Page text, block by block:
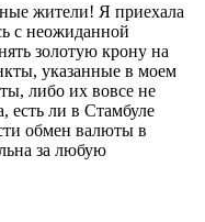
жители! Я приехала
с неожиданной
золотую крону на
указанные в моем
либо их вовсе не
есть ли в Стамбуле
обмен валюты в
за любую